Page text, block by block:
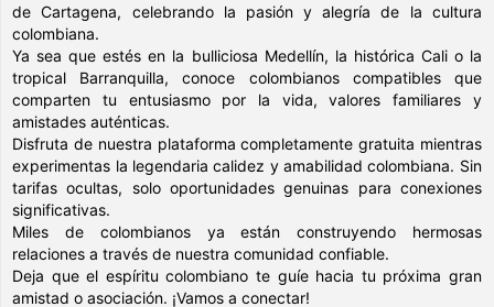
de Cartagena, celebrando la pasión y alegría de la cultura
colombiana.
Ya sea que estés en la bulliciosa Medellín, la histórica Cali o la
tropical Barranquilla, conoce colombianos compatibles que
comparten tu entusiasmo por la vida, valores familiares y
amistades auténticas.
Disfruta de nuestra plataforma completamente gratuita mientras
experimentas la legendaria calidez y amabilidad colombiana. Sin
tarifas ocultas, solo oportunidades genuinas para conexiones
significativas.
Miles de colombianos ya están construyendo hermosas
relaciones a través de nuestra comunidad confiable.
Deja que el espíritu colombiano te guíe hacia tu próxima gran
amistad o asociación. ¡Vamos a conectar!